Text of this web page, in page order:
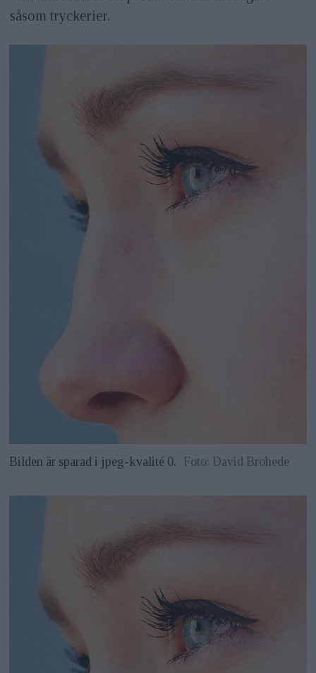
såsom tryckerier.
Bilden är sparad i jpeg-kvalité 0. Foto: David Brohede